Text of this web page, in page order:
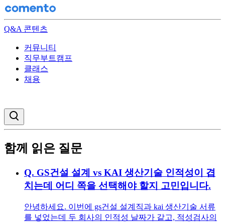
Q&A 콘텐츠
커뮤니티
직무부트캠프
클래스
채용
함께 읽은 질문
Q. GS건설 설계 vs KAI 생산기술 인적성이 겹
치는데 어디 쪽을 선택해야 할지 고민입니다.
안녕하세요. 이번에 gs건설 설계직과 kai 생산기술 서류
를 넣었는데 두 회사의 인적성 날짜가 같고, 적성검사의